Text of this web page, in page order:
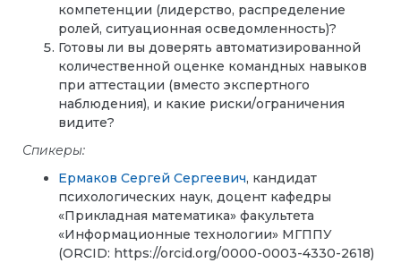
компетенции (лидерство, распределение
ролей, ситуационная осведомленность)?
Готовы ли вы доверять автоматизированной
количественной оценке командных навыков
при аттестации (вместо экспертного
наблюдения), и какие риски/ограничения
видите?
Спикеры:
Ермаков Сергей Сергеевич, кандидат
психологических наук, доцент кафедры
«Прикладная математика» факультета
«Информационные технологии» МГППУ
(ORCID: https://orcid.org/0000-0003-4330-2618)